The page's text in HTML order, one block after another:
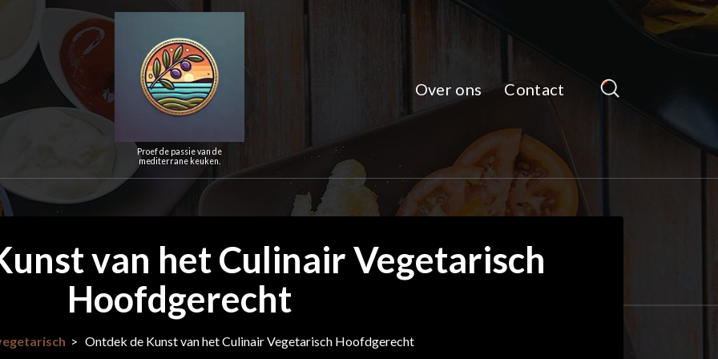
Proef de passie van de
mediterrane keuken.
Over ons Contact
van het Culinair Vegetarisch
Hoofdgerecht
> Ontdek de Kunst van het Culinair Vegetarisch Hoofdgerecht